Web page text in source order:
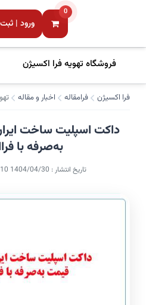
0
ورود |
فروشگاه تهویه فرا اکسیژن
فرا اکسیژن فرامقاله اخبار و مقاله
داکت اسپلیت ساخت
به‌صرفه با
تاریخ انتشار : 1404/04/30 10:10